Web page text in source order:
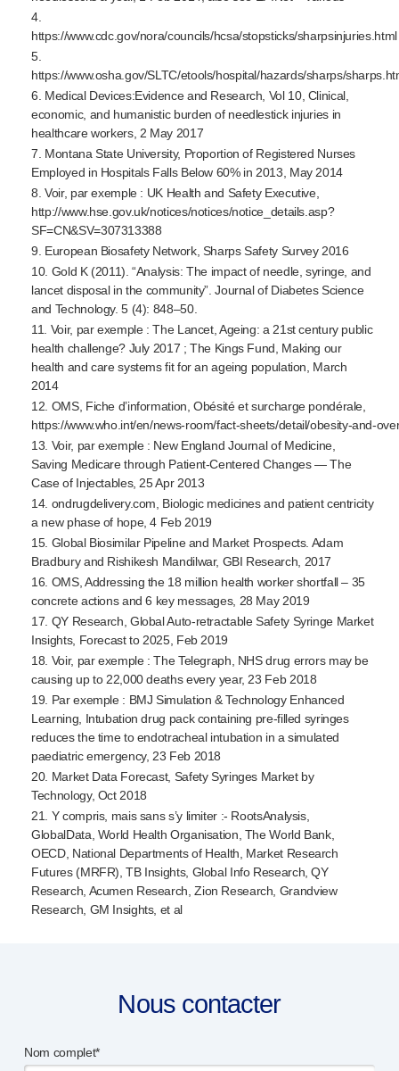
4.
https://www.cdc.gov/nora/councils/hcsa/stopsticks/sharpsinjuries.html
5.
https://www.osha.gov/SLTC/etools/hospital/hazards/sharps/
6. Medical Devices:Evidence and Research, Vol 10, Clinical,
economic, and humanistic burden of needlestick injuries in
healthcare workers, 2 May 2017
7. Montana State University, Proportion of Registered Nurses
Employed in Hospitals Falls Below 60% in 2013, May 2014
8. Voir, par exemple : UK Health and Safety Executive,
http://www.hse.gov.uk/notices/notices/notice_details.asp?
SF=CN&SV=307313388
9. European Biosafety Network, Sharps Safety Survey 2016
10. Gold K (2011). “Analysis: The impact of needle, syringe, and
lancet disposal in the community”. Journal of Diabetes Science
and Technology. 5 (4): 848–50.
11. Voir, par exemple : The Lancet, Ageing: a 21st century public
health challenge? July 2017 ; The Kings Fund, Making our
health and care systems fit for an ageing population, March
2014
12. OMS, Fiche d’information, Obésité et surcharge pondérale,
https://www.who.int/en/news-room/fact-sheets/detail/obesity-and-
13. Voir, par exemple : New England Journal of Medicine,
Saving Medicare through Patient-Centered Changes — The
Case of Injectables, 25 Apr 2013
14. ondrugdelivery.com, Biologic medicines and patient centricity
a new phase of hope, 4 Feb 2019
15. Global Biosimilar Pipeline and Market Prospects. Adam
Bradbury and Rishikesh Mandilwar, GBI Research, 2017
16. OMS, Addressing the 18 million health worker shortfall – 35
concrete actions and 6 key messages, 28 May 2019
17. QY Research, GlobalAuto-retractableSafety Syringe Market
Insights, Forecast to 2025, Feb 2019
18. Voir, par exemple : The Telegraph, NHS drug errors may be
causing up to 22,000 deaths every year, 23 Feb 2018
19. Par exemple : BMJ Simulation & Technology Enhanced
Learning, Intubation drug pack containing pre-filled syringes
reduces the time to endotracheal intubation in a simulated
paediatric emergency, 23 Feb 2018
20. Market Data Forecast, Safety Syringes Market by
Technology, Oct 2018
21. Y compris, mais sans s’y limiter :- RootsAnalysis,
GlobalData, World Health Organisation, The World Bank,
OECD, National Departments of Health, Market Research
Futures (MRFR), TB Insights, Global Info Research, QY
Research, Acumen Research, Zion Research, Grandview
Research, GM Insights, et al
Nous contacter
Nom complet*